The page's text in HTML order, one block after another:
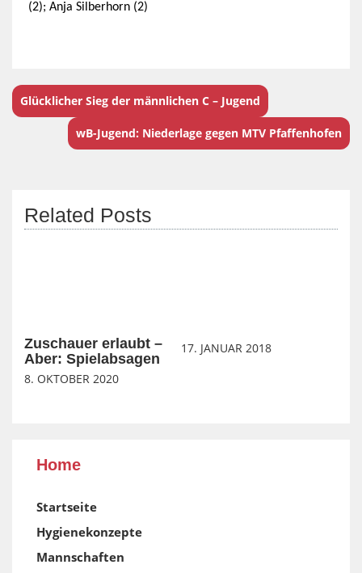
(2); Anja Silberhorn (2)
Glücklicher Sieg der männlichen C – Jugend
wB-Jugend: Niederlage gegen MTV Pfaffenhofen
Related Posts
Zuschauer erlaubt –
Aber: Spielabsagen
8. OKTOBER 2020
17. JANUAR 2018
Home
Startseite
Hygienekonzepte
Mannschaften